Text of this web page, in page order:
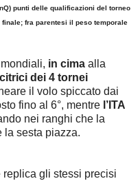
punti delle qualificazioni del torneo
fra parentesi il peso temporale
in cima alla
dei 4 tornei
il volo spiccato dai
fino al 6°, mentre l’ITA
nei ranghi che la
la sesta piazza.
replica gli stessi precisi